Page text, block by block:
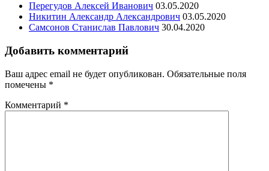
Перегудов Алексей Иванович 03.05.2020
Никитин Александр Александрович 03.05.2020
Самсонов Станислав Павлович 30.04.2020
Добавить комментарий
Ваш адрес email не будет опубликован. Обязательные поля
помечены *
Комментарий *